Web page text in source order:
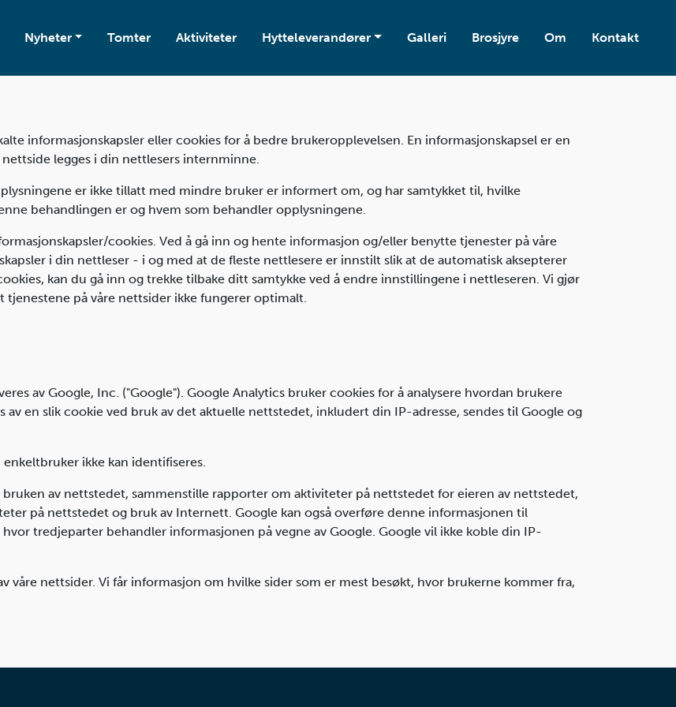
Nyheter Tomter Aktiviteter Hytteleverandører Galleri Brosjyre Om Kontakt
informasjonskapsler eller cookies for å bedre brukeropplevelsen. En informasjonskapsel er en
legges i din nettlesers internminne.
er ikke tillatt med mindre bruker er informert om, og har samtykket til, hvilke
behandlingen er og hvem som behandler opplysningene.
cookies. Ved å gå inn og hente informasjon og/eller benytte tjenester på våre
i din nettleser - i og med at de fleste nettlesere er innstilt slik at de automatisk aksepterer
kan du gå inn og trekke tilbake ditt samtykke ved å endre innstillingene i nettleseren. Vi gjør
på våre nettsider ikke fungerer optimalt.
av Google, Inc. ("Google"). Google Analytics bruker cookies for å analysere hvordan brukere
en slik cookie ved bruk av det aktuelle nettstedet, inkludert din IP-adresse, sendes til Google og
ikke kan identifiseres.
av nettstedet, sammenstille rapporter om aktiviteter på nettstedet for eieren av nettstedet,
på nettstedet og bruk av Internett. Google kan også overføre denne informasjonen til
tredjeparter behandler informasjonen på vegne av Google. Google vil ikke koble din IP-
våre nettsider. Vi får informasjon om hvilke sider som er mest besøkt, hvor brukerne kommer fra,